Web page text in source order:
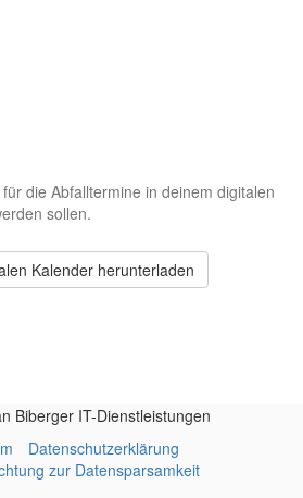
die Abfalltermine in deinem digitalen
sollen.
Kalender herunterladen
Biberger IT-Dienstleistungen
Datenschutzerklärung
zur Datensparsamkeit